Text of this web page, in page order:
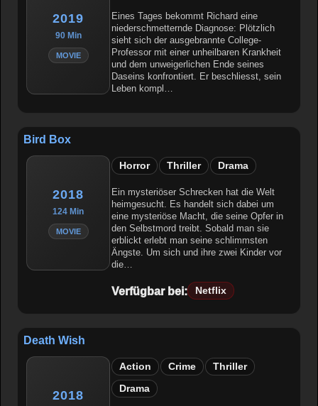
2019
90 Min
MOVIE
Eines Tages bekommt Richard eine
niederschmetternde Diagnose: Plötzlich
sieht sich der ausgebrannte College-
Professor mit einer unheilbaren Krankheit
und dem unweigerlichen Ende seines
Daseins konfrontiert. Er beschliesst, sein
Leben kompl…
Bird Box
2018
124 Min
MOVIE
Horror Thriller Drama
Ein mysteriöser Schrecken hat die Welt
heimgesucht. Es handelt sich dabei um
eine mysteriöse Macht, die seine Opfer in
den Selbstmord treibt. Sobald man sie
erblickt erlebt man seine schlimmsten
Ängste. Um sich und ihre zwei Kinder vor
die…
Verfügbar bei: Netflix
Death Wish
2018
Action Crime Thriller
Drama